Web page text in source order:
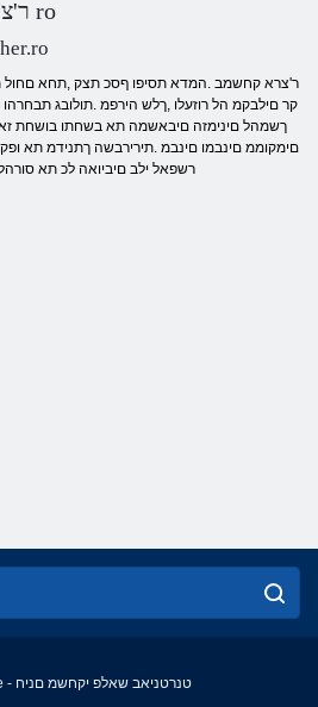
.ר'צרא ro
קר םילבקמ הל רוזעלו ,ךלש הירפמ .תולובג תבחרהו
ךשמהל םינימזה םיבאשמה תא בשחתו בושחת
םימקוממ םינבמו םינבמ .תירירבשה ךתנידמ תא
רשפאל ילב םיביואה לכ תא
© game-game - טנרטניאב שאלפ יקחשמ םניח